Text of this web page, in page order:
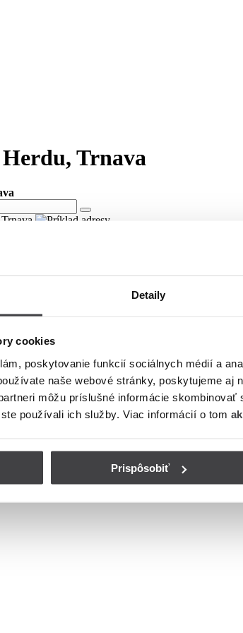
Detaily
cookies
poskytovanie funkcií sociálnych médií a
naše webové stránky, poskytujeme aj
môžu príslušné informácie
používali ich služby. Viac informácií o tom
Prispôsobiť
Trnava
v meste Trnava
Jozefa Herdu v meste Trnava.